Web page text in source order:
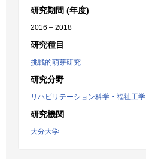
研究期間 (年度)
2016 – 2018
研究種目
挑戦的萌芽研究
研究分野
リハビリテーション科学・福祉工学
研究機関
大分大学